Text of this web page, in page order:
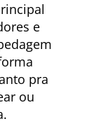
e
pra
ou